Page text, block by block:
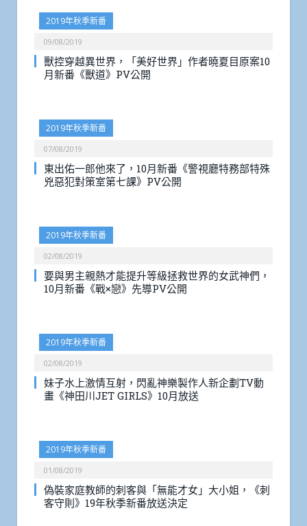
2019年秋季新番
09/08/2019
獸控穿越異世界，「美好世界」作者曉夏目原案10
月新番《獸道》PV公開
2019年秋季新番
07/08/2019
東出佑一郎他來了，10月新番《警視廳特務部特殊
兇惡犯對策室第七課》PV公開
2019年秋季新番
02/08/2019
要與男主親熱才能提升等級拯救世界的女武神們，
10月新番《戰×戀》先導PV公開
2019年秋季新番
02/08/2019
妹子水上激情互射，閃亂神樂製作人新企劃TV動
畫《神田川JET GIRLS》10月放送
2019年秋季新番
01/08/2019
偽裝家庭教師的刺客與「無能才女」大小姐，《刺
客守則》19年秋季新番放送決定